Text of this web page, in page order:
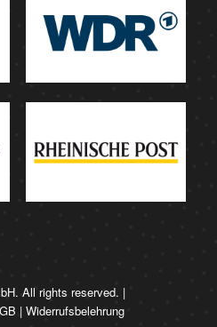
All rights reserved. |
| Widerrufsbelehrung